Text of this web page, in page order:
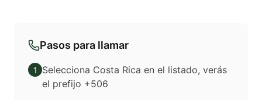
Pasos para llamar
1
Selecciona Costa Rica en el listado, verás
el prefijo +506